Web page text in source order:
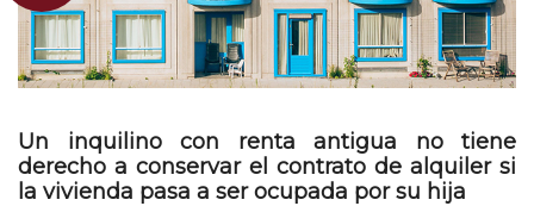
Un inquilino con renta antigua no tiene
derecho a conservar el contrato de alquiler si
la vivienda pasa a ser ocupada por su hija